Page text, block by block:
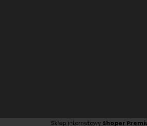
Sklep internetowy Shoper